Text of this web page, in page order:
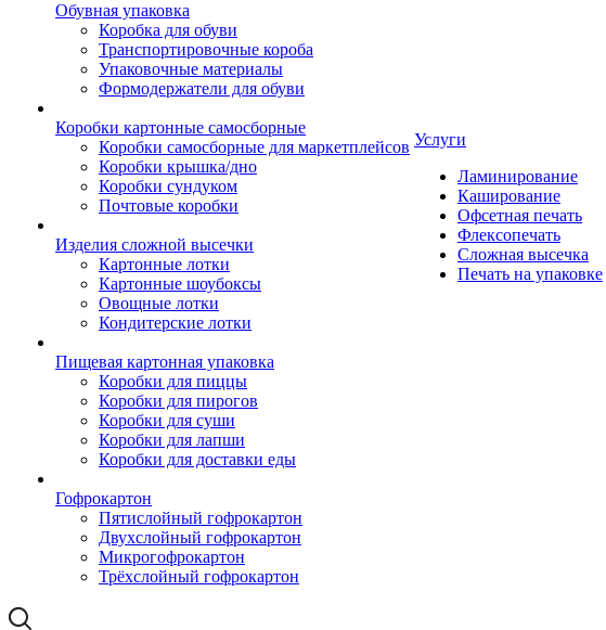
Обувная упаковка
Коробка для обуви
Транспортировочные короба
Упаковочные материалы
Формодержатели для обуви
Коробки картонные самосборные
Коробки самосборные для маркетплейсов
Коробки крышка/дно
Коробки сундуком
Почтовые коробки
Изделия сложной высечки
Картонные лотки
Картонные шоубоксы
Овощные лотки
Кондитерские лотки
Пищевая картонная упаковка
Коробки для пиццы
Коробки для пирогов
Коробки для суши
Коробки для лапши
Коробки для доставки еды
Гофрокартон
Пятислойный гофрокартон
Двухслойный гофрокартон
Микрогофрокартон
Трёхслойный гофрокартон
Услуги
Ламинирование
Каширование
Офсетная печать
Флексопечать
Сложная высечка
Печать на упаковке